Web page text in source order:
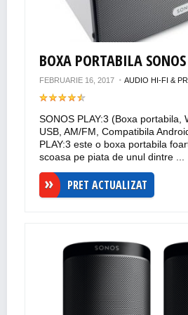
BOXA PORTABILA
FEBRUARIE 16, 2017 AUDIO HI-FI &
SONOS PLAY:3 (Boxa portabila,
USB, AM/FM, Compatibila
PLAY:3 este o boxa portabila
scoasa pe piata de unul dintre ...
PRET ACTUALIZAT